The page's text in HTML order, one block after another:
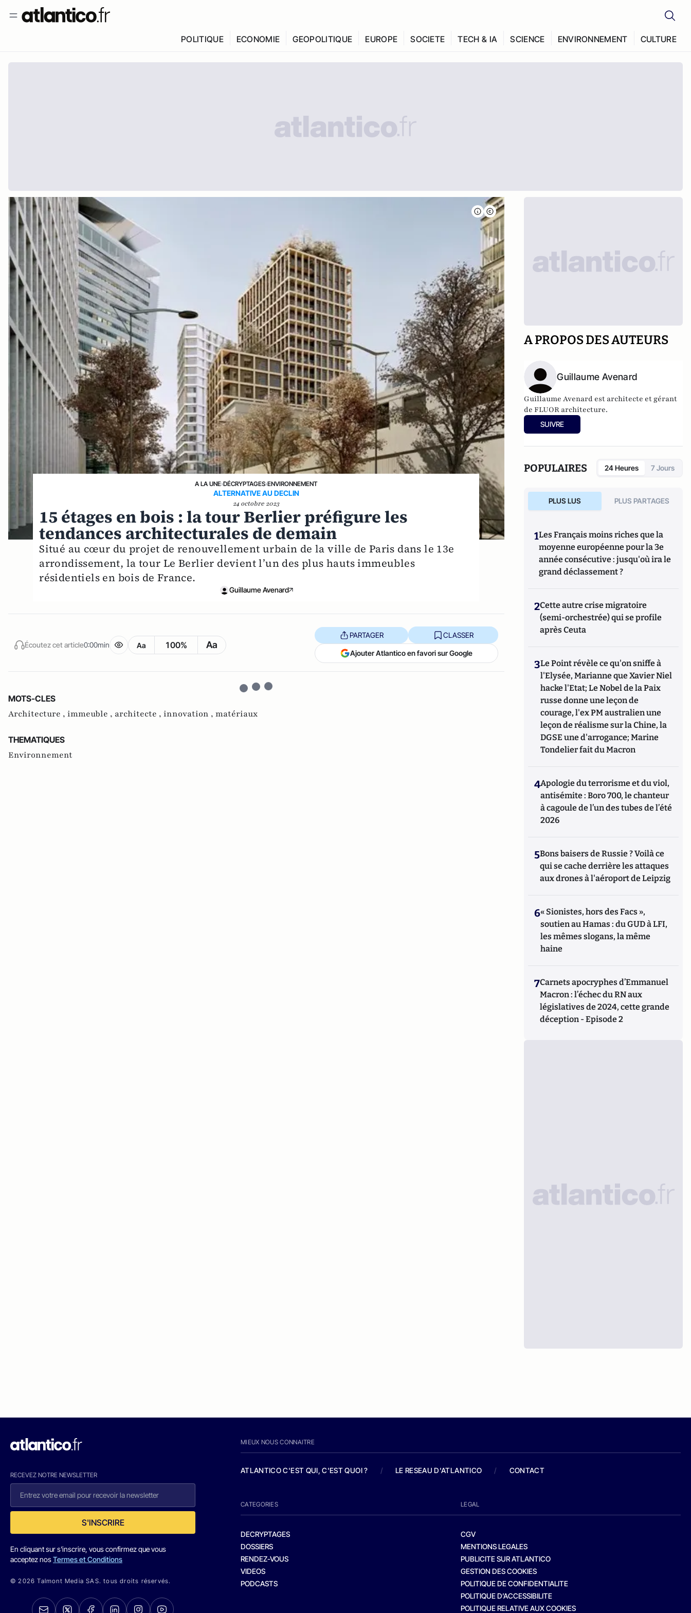
POLITIQUE ECONOMIE GEOPOLITIQUE EUROPE SOCIETE TECH & IA SCIENCE ENVIRONNEMENT CULTURE
A LA UNE›DÉCRYPTAGES›ENVIRONNEMENT
ALTERNATIVE AU DECLIN
24 octobre 2023
15 étages en bois : la tour Berlier préfigure les
tendances architecturales de demain
Situé au cœur du projet de renouvellement urbain de la ville de Paris dans le 13e
arrondissement, la tour Le Berlier devient l’un des plus hauts immeubles
résidentiels en bois de France.
Guillaume Avenard
Écoutez cet article0:00min Aa 100% Aa
PARTAGER CLASSER
Ajouter Atlantico en favori sur Google
MOTS-CLES
Architecture , immeuble , architecte , innovation , matériaux
THEMATIQUES
Environnement
A PROPOS DES AUTEURS
Guillaume Avenard
Guillaume Avenard est architecte et gérant
deFLUOR architecture.
SUIVRE
POPULAIRES 24 Heures 7 Jours
PLUS LUS PLUS PARTAGES
1Les Français moins riches que la
moyenne européenne pour la 3e
année consécutive : jusqu'où ira le
grand déclassement ?
2Cette autre crise migratoire
(semi-orchestrée) qui se profile
après Ceuta
3Le Point révèle ce qu'on sniffe à
l'Elysée, Marianne que Xavier Niel
hacke l'Etat; Le Nobel de la Paix
russe donne une leçon de
courage, l'ex PM australien une
leçon de réalisme sur la Chine, la
DGSE une d'arrogance; Marine
Tondelier fait du Macron
4Apologie du terrorisme et du viol,
antisémite : Boro 700, le chanteur
à cagoule de l’un des tubes de l’été
2026
5Bons baisers de Russie ? Voilà ce
qui se cache derrière les attaques
aux drones à l'aéroport de Leipzig
6« Sionistes, hors des Facs »,
soutien au Hamas : du GUD à LFI,
les mêmes slogans, la même
haine
7Carnets apocryphes d’Emmanuel
Macron : l’échec du RN aux
législatives de 2024, cette grande
déception - Episode 2
RECEVEZ NOTRE NEWSLETTER
S'INSCRIRE
En cliquant sur s'inscrire, vous confirmez que vous
acceptez nosTermes et Conditions
© 2026 Talmont Media SAS. tous droits réservés.
MIEUX NOUS CONNAITRE
ATLANTICO C'EST QUI, C'EST QUOI ? / LE RESEAU D'ATLANTICO / CONTACT
CATEGORIES
DECRYPTAGES
DOSSIERS
RENDEZ-VOUS
VIDEOS
PODCASTS
LEGAL
CGV
MENTIONS LEGALES
PUBLICITE SUR ATLANTICO
GESTION DES COOKIES
POLITIQUE DE CONFIDENTIALITE
POLITIQUE D’ACCESSIBILITE
POLITIQUE RELATIVE AUX COOKIES